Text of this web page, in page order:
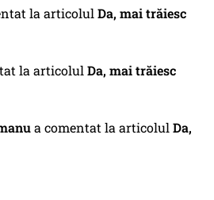
la articolulDa, mai trăiesc
la articolulDa, mai trăiesc
a comentat la articolulDa,